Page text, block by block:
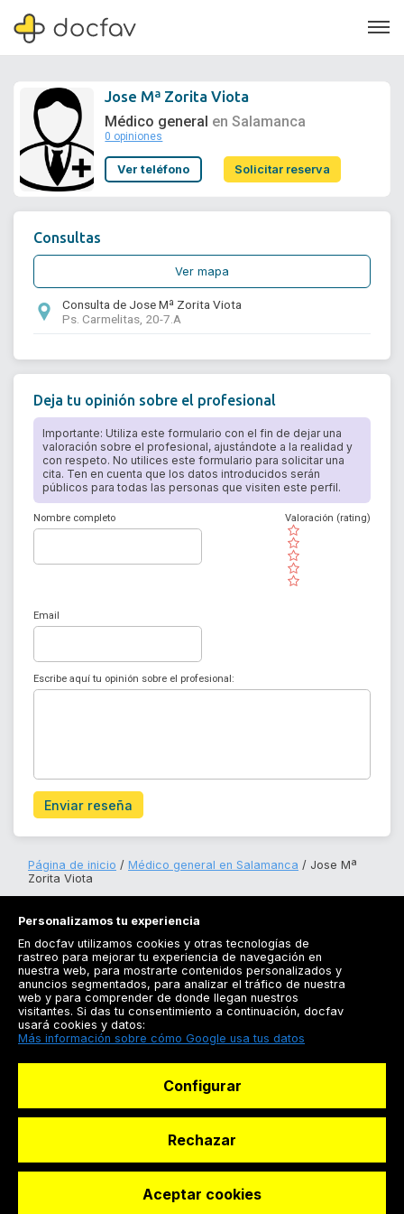
Soporte
Jose Mª Zorita Viota
Médico general en Salamanca
0 opiniones
Ver teléfono Solicitar reserva
Consultas
Ver mapa
Consulta de Jose Mª Zorita Viota
Ps. Carmelitas, 20-7.A
Deja tu opinión sobre el profesional
Importante: Utiliza este formulario con el fin de dejar una
valoración sobre el profesional, ajustándote a la realidad y
con respeto. No utilices este formulario para solicitar una
cita. Ten en cuenta que los datos introducidos serán
públicos para todas las personas que visiten este perfil.
Nombre completo
( )
( )
( )
( )
( )
Valoración (rating)
Email
Escribe aquí tu opinión sobre el profesional:
Enviar reseña
Página de inicio Médico general en Salamanca
Jose Mª
Zorita Viota
Registrarse
Docfav
© Dashboard Technologies S.L
Personalizamos tu experiencia
En docfav utilizamos cookies y otras tecnologías de
rastreo para mejorar tu experiencia de navegación en
nuestra web, para mostrarte contenidos personalizados y
anuncios segmentados, para analizar el tráfico de nuestra
web y para comprender de donde llegan nuestros
visitantes. Si das tu consentimiento a continuación, docfav
usará cookies y datos:
Más información sobre cómo Google usa tus datos
Configurar
Rechazar
Aceptar cookies